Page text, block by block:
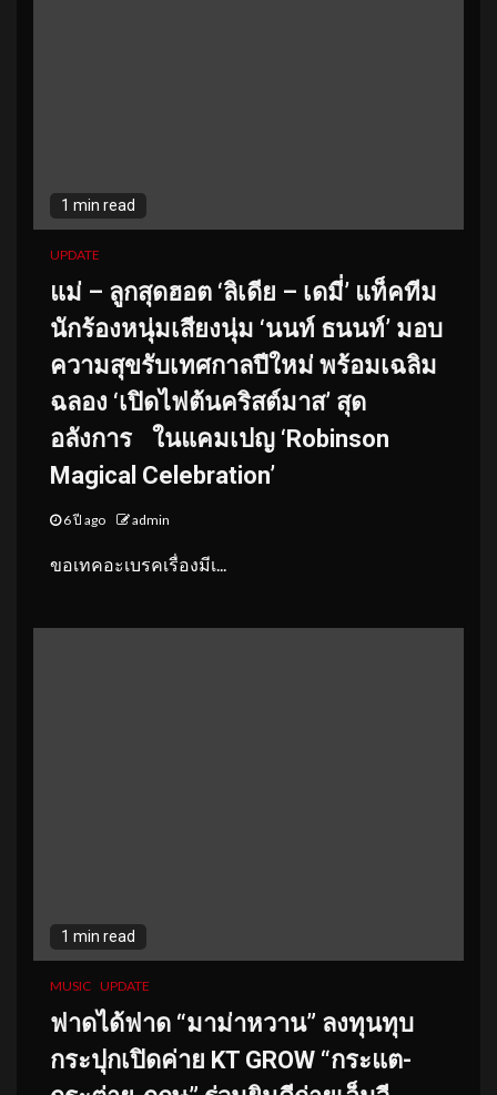
1 min read
UPDATE
แม่ – ลูกสุดฮอต ‘ลิเดีย – เดมี่’ แท็คทีม
นักร้องหนุ่มเสียงนุ่ม ‘นนท์ ธนนท์’ มอบ
ความสุขรับเทศกาลปีใหม่ พร้อมเฉลิม
ฉลอง ‘เปิดไฟต้นคริสต์มาส’ สุด
อลังการ ในแคมเปญ ‘Robinson
Magical Celebration’
6 ปี ago admin
ขอเทคอะเบรคเรื่องมีเ...
1 min read
MUSIC UPDATE
ฟาดได้ฟาด “มาม่าหวาน” ลงทุนทุบ
กระปุกเปิดค่าย KT GROW “กระแต-